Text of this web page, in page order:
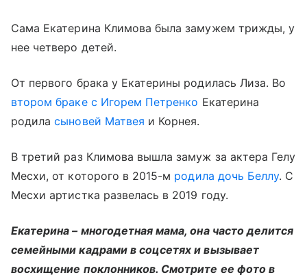
Сама Екатерина Климова была замужем трижды, у
нее четверо детей.
От первого брака у Екатерины родилась Лиза. Во
втором браке с Игорем Петренко Екатерина
родиласыновей Матвея и Корнея.
В третий раз Климова вышла замуж за актера Гелу
Месхи, от которого в 2015-м родила дочь Беллу. С
Месхи артистка развелась в 2019 году.
Екатерина – многодетная мама, она часто делится
семейными кадрами в соцсетях и вызывает
восхищение поклонников. Смотрите ее фото в